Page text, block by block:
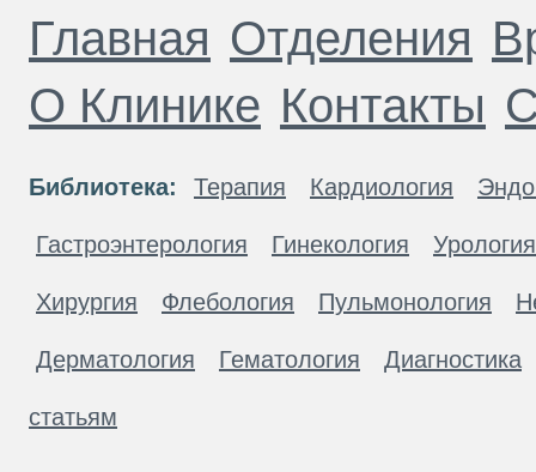
Главная Отделения
О Клинике Контакты
Библиотека: Терапия Кардиология
Гастроэнтерология Гинекология Урология
Хирургия Флебология Пульмонология
Дерматология Гематология Диагностика
статьям